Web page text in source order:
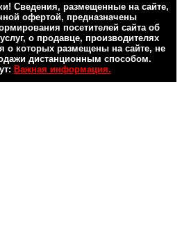
Сведения, размещенные на сайте,
офертой, предназначены
посетителей сайта об
о продавце, производителях
о которых размещены на сайте, не
дистанционным способом.
Важная информация.